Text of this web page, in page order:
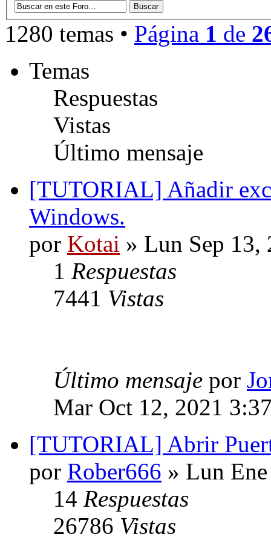
1280 temas • Página 1 de
Temas
Respuestas
Vistas
Último mensaje
[TUTORIAL] Añadir
Windows.
por Kotai » Lun Sep 13,
1 Respuestas
7441 Vistas
Último mensaje por
Mar Oct 12, 2021
[TUTORIAL] Abrir
por Rober666 » Lun
14 Respuestas
26786 Vistas